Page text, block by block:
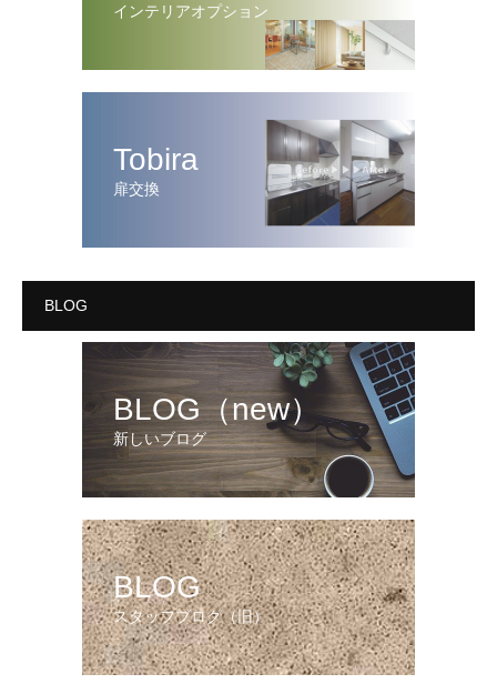
インテリアオプション
Tobira
扉交換
BLOG
BLOG（new）
新しいブログ
BLOG
スタッフブログ（旧）